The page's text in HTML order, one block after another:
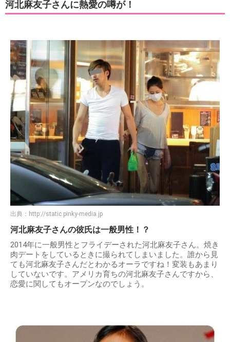
河北麻友子さんに熱愛の噂が！
出典： http://static.pinky-media.jp
河北麻友子さんの彼氏は一般男性！？
2014年に一般男性とフライデーされた河北麻友子さん。焼き
肉デートをしているときに撮られてしまいました。誰から見
ても河北麻友子さんだとわかるオーラですね！変装もあまり
していないです。アメリカ育ちの河北麻友子さんですから、
恋愛に関してもオープンなのでしょう。